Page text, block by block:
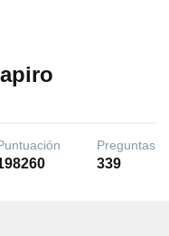
Preguntas
339